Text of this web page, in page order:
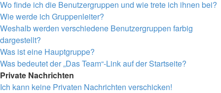
Wo finde ich die Benutzergruppen und wie trete ich ihnen bei?
Wie werde ich Gruppenleiter?
Weshalb werden verschiedene Benutzergruppen farbig
dargestellt?
Was ist eine Hauptgruppe?
Was bedeutet der „Das Team“-Link auf der Startseite?
Private Nachrichten
Ich kann keine Privaten Nachrichten verschicken!